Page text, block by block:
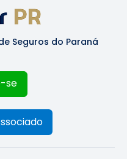
Seguros do Paraná
se